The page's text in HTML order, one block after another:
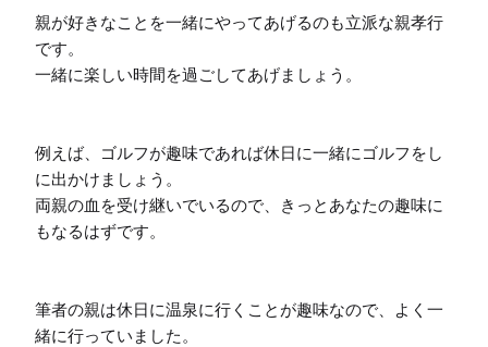
親が好きなことを一緒にやってあげるのも立派な親孝行
です。
一緒に楽しい時間を過ごしてあげましょう。
例えば、ゴルフが趣味であれば休日に一緒にゴルフをし
に出かけましょう。
両親の血を受け継いでいるので、きっとあなたの趣味に
もなるはずです。
筆者の親は休日に温泉に行くことが趣味なので、よく一
緒に行っていました。